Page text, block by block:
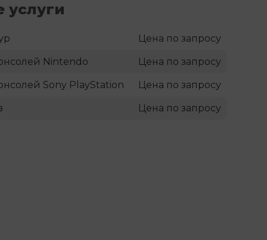
услуги
Цена по запросу
Nintendo Цена по запросу
Sony PlayStation Цена по запросу
Цена по запросу